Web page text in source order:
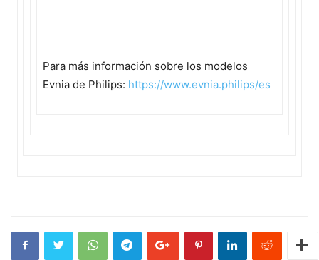
Para más información sobre los modelos
Evnia de Philips: https://www.evnia.philips/es